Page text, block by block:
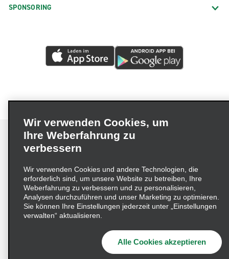
SPONSORING
Impressum Nutzungsbedingungen
Datenschutzrichtlinie
Cookie-Richtlinie
Datenschutzoptionen
Lieferkettensorgfaltspflichtengesetz (LkSG) Grundsatzerklärung
Beschwerdeverfahren nach dem
© 2026 Enterprise Holdings, Inc. Alle Rechte vorbehalten
Wir verwenden Cookies, um
Ihre Weberfahrung zu
verbessern
Wir verwenden Cookies und andere Technologien, die
erforderlich sind, um unsere Website zu betreiben, Ihre
Weberfahrung zu verbessern und zu personalisieren,
Analysen durchzuführen und unser Marketing zu optimieren.
Sie können Ihre Einstellungen jederzeit unter „Einstellungen
verwalten“ aktualisieren.
Alle Cookies akzeptieren